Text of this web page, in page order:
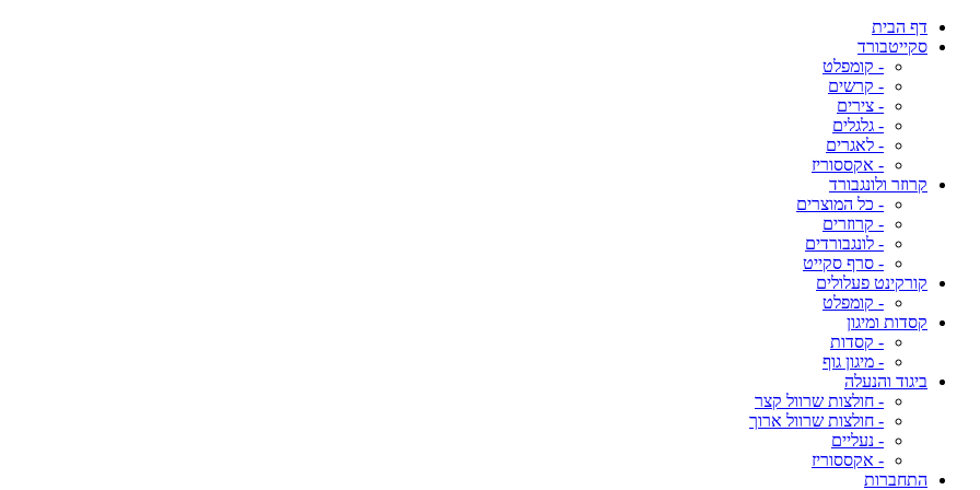
דף הבית
סקייטבורד
- קומפלט
- קרשים
- צירים
- גלגלים
- לאגרים
- אקססוריז
קרוזר ולונגבורד
- כל המוצרים
- קרוזרים
- לונגבורדים
- סרף סקייט
קורקינט פעלולים
- קומפלט
קסדות ומיגון
- קסדות
- מיגון גוף
ביגוד והנעלה
- חולצות שרוול קצר
- חולצות שרוול ארוך
- נעליים
- אקססוריז
התחברות